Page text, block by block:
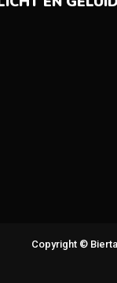
Copyright ©